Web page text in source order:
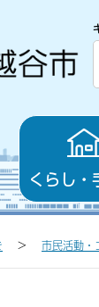
くらし・
市民活動・